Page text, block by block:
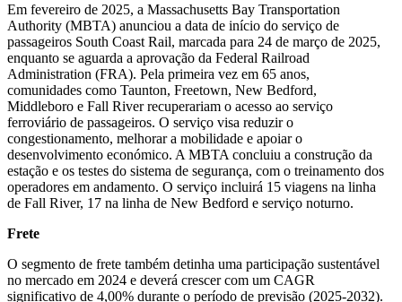
Em fevereiro de 2025, a Massachusetts Bay Transportation
Authority (MBTA) anunciou a data de início do serviço de
passageiros South Coast Rail, marcada para 24 de março de 2025,
enquanto se aguarda a aprovação da Federal Railroad
Administration (FRA). Pela primeira vez em 65 anos,
comunidades como Taunton, Freetown, New Bedford,
Middleboro e Fall River recuperariam o acesso ao serviço
ferroviário de passageiros. O serviço visa reduzir o
congestionamento, melhorar a mobilidade e apoiar o
desenvolvimento económico. A MBTA concluiu a construção da
estação e os testes do sistema de segurança, com o treinamento dos
operadores em andamento. O serviço incluirá 15 viagens na linha
de Fall River, 17 na linha de New Bedford e serviço noturno.
Frete
O segmento de frete também detinha uma participação sustentável
no mercado em 2024 e deverá crescer com um CAGR
significativo de 4,00% durante o período de previsão (2025-2032).